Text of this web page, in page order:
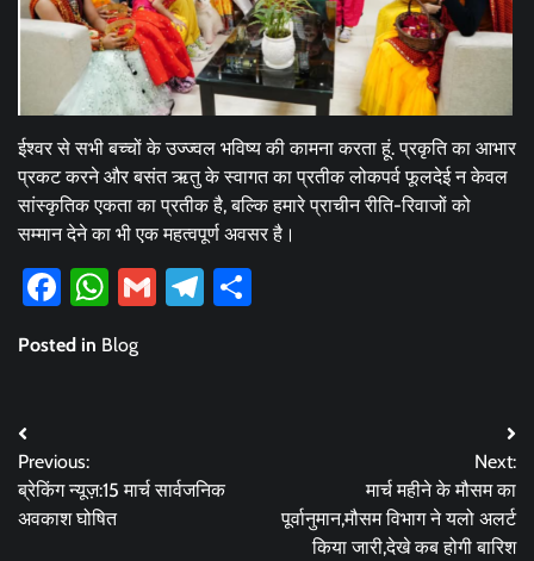
ईश्वर से सभी बच्चों के उज्ज्वल भविष्य की कामना करता हूं. प्रकृति का आभार
प्रकट करने और बसंत ऋतु के स्वागत का प्रतीक लोकपर्व फूलदेई न केवल
सांस्कृतिक एकता का प्रतीक है, बल्कि हमारे प्राचीन रीति-रिवाजों को
सम्मान देने का भी एक महत्वपूर्ण अवसर है।
Facebook
WhatsApp
GmailTelegram
Posted in Blog
Post
navigation
Previous:
ब्रेकिंग न्यूज़:15 मार्च सार्वजनिक
अवकाश घोषित
Next:
मार्च महीने के मौसम का
पूर्वानुमान,मौसम विभाग ने यलो अलर्ट
किया जारी,देखे कब होगी बारिश